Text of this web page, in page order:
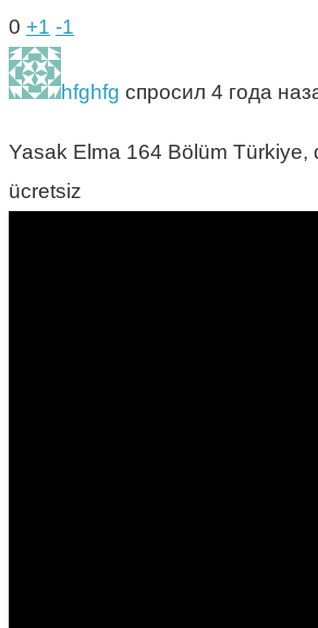
0 +1 -1
hfghfg спросил 4 года
Yasak Elma 164 Bölüm Türkiye,
ücretsiz